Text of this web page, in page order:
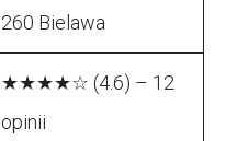
260 Bielawa
★★★★☆ (4.6) – 12
opinii